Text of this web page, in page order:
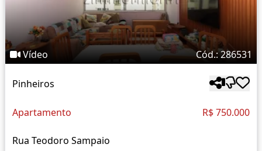
Vídeo Cód.: 286531
Pinheiros
Apartamento R$ 750.000
Rua Teodoro Sampaio